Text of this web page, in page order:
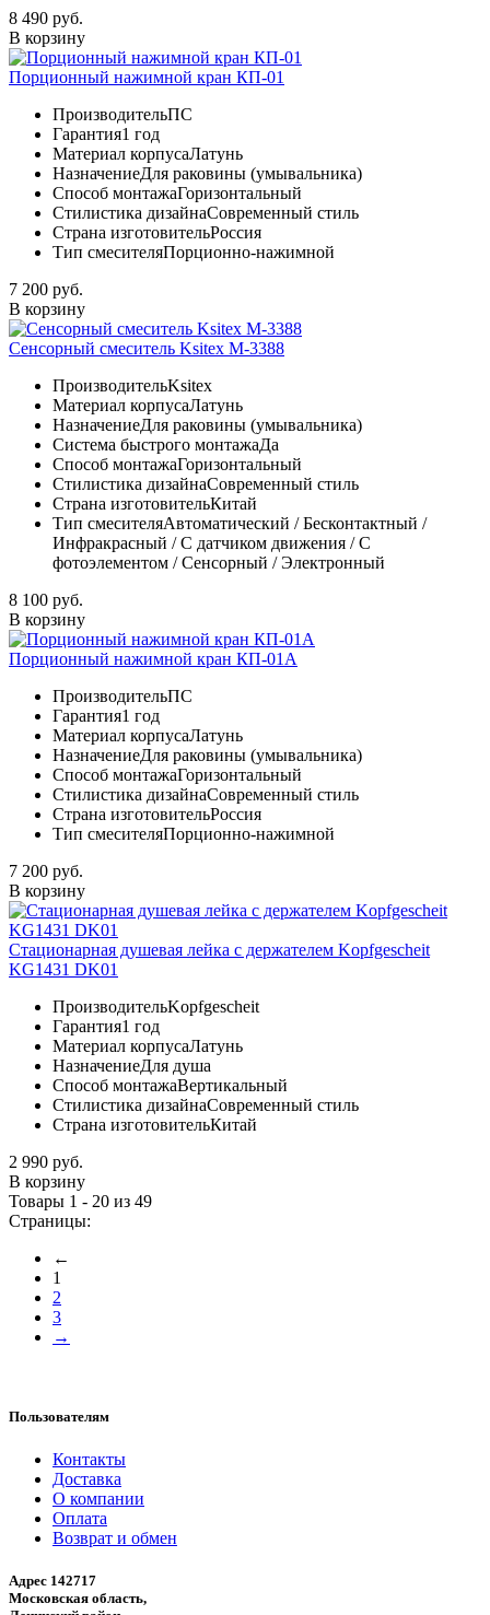
8 490 руб.
В корзину
Порционный нажимной кран КП-01
ПроизводительПС
Гарантия1 год
Материал корпусаЛатунь
НазначениеДля раковины (умывальника)
Способ монтажаГоризонтальный
Стилистика дизайнаСовременный стиль
Страна изготовительРоссия
Тип смесителяПорционно-нажимной
7 200 руб.
В корзину
Сенсорный смеситель Ksitex М-3388
ПроизводительKsitex
Материал корпусаЛатунь
НазначениеДля раковины (умывальника)
Система быстрого монтажаДа
Способ монтажаГоризонтальный
Стилистика дизайнаСовременный стиль
Страна изготовительКитай
Тип смесителяАвтоматический / Бесконтактный /
Инфракрасный / С датчиком движения / С
фотоэлементом / Сенсорный / Электронный
8 100 руб.
В корзину
Порционный нажимной кран КП-01А
ПроизводительПС
Гарантия1 год
Материал корпусаЛатунь
НазначениеДля раковины (умывальника)
Способ монтажаГоризонтальный
Стилистика дизайнаСовременный стиль
Страна изготовительРоссия
Тип смесителяПорционно-нажимной
7 200 руб.
В корзину
Стационарная душевая лейка с держателем Kopfgescheit
KG1431 DK01
ПроизводительKopfgescheit
Гарантия1 год
Материал корпусаЛатунь
НазначениеДля душа
Способ монтажаВертикальный
Стилистика дизайнаСовременный стиль
Страна изготовительКитай
2 990 руб.
В корзину
Товары 1 - 20 из 49
Страницы:
←
1
2
3
→
Пользователям
Контакты
Доставка
О компании
Оплата
Возврат и обмен
Адрес 142717
Московская область,